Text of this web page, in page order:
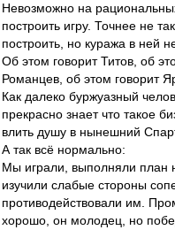
Невозможно на
построить игру. Точнее не
построить, но куража в ней
Об этом говорит Титов, об
Романцев, об этом говорит
Как далеко буржуазный
прекрасно знает что такое
влить душу в нынешний
А так всё нормально:
Мы играли, выполняли план
изучили слабые стороны
противодействовали им.
хорошо, он молодец, но